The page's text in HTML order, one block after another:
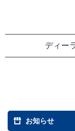
ディー
お知らせ